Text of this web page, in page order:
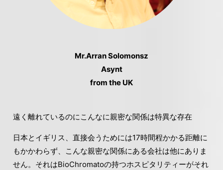
Mr.Arran Solomonsz
Asynt
from the UK
遠く離れているのにこんなに親密な関係は特異な存在
日本とイギリス、直接会うためには17時間程かかる距離に
もかかわらず、こんな親密な関係にある会社は他にありま
せん。それはBioChromatoの持つホスピタリティーがそれ